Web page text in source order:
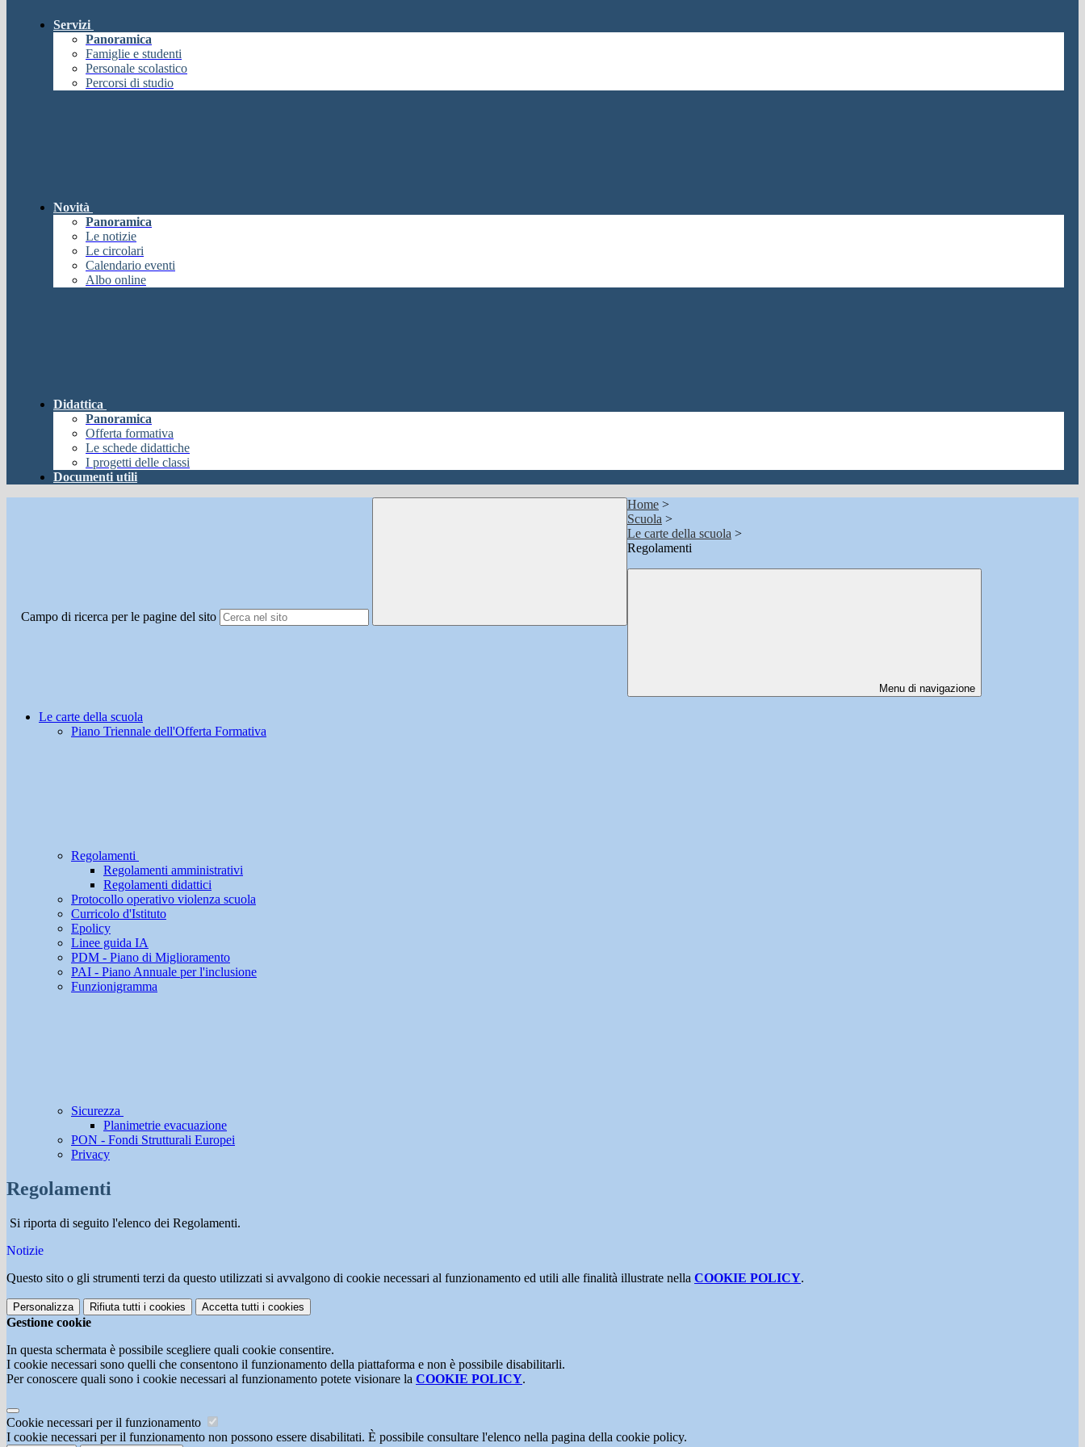
Servizi
Panoramica
Famiglie e studenti
Personale scolastico
Percorsi di studio
Novità
Panoramica
Le notizie
Le circolari
Calendario eventi
Albo online
Didattica
Panoramica
Offerta formativa
Le schede didattiche
I progetti delle classi
Documenti utili
Campo di ricerca per le pagine del sito
Home >
Scuola >
Le carte della scuola >
Regolamenti
Menu di navigazione
Le carte della scuola
Piano Triennale dell'Offerta Formativa
Regolamenti
Regolamenti amministrativi
Regolamenti didattici
Protocollo operativo violenza scuola
Curricolo d'Istituto
Epolicy
Linee guida IA
PDM - Piano di Miglioramento
PAI - Piano Annuale per l'inclusione
Funzionigramma
Sicurezza
Planimetrie evacuazione
PON - Fondi Strutturali Europei
Privacy
Regolamenti
Si riporta di seguito l'elenco dei Regolamenti.
Notizie
Questo sito o gli strumenti terzi da questo utilizzati si avvalgono di cookie necessari al funzionamento ed utili alle finalità illustrate nella COOKIE POLICY.
Personalizza Rifiuta tutti i cookies Accetta tutti i cookies
Gestione cookie
In questa schermata è possibile scegliere quali cookie consentire.
I cookie necessari sono quelli che consentono il funzionamento della piattaforma e non è possibile disabilitarli.
Per conoscere quali sono i cookie necessari al funzionamento potete visionare la COOKIE POLICY.
Cookie necessari per il funzionamento
I cookie necessari per il funzionamento non possono essere disabilitati. È possibile consultare l'elenco nella pagina della cookie policy.